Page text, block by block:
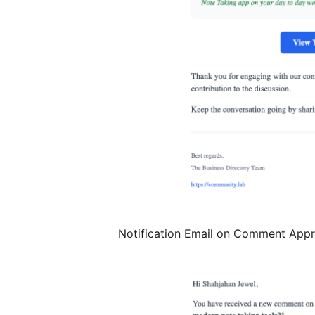
Notification Email on Comment